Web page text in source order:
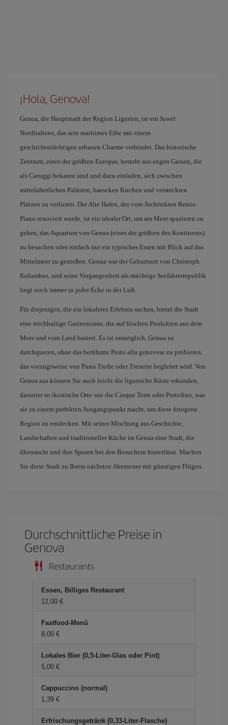
¡Hola, Genova!
Genua, die Hauptstadt der Region Ligurien, ist ein Juwel
Norditaliens, das sein maritimes Erbe mit einem
geschichtsträchtigen urbanen Charme verbindet. Das historische
Zentrum, eines der größten Europas, besteht aus engen Gassen, die
als Caruggi bekannt sind und dazu einladen, sich zwischen
mittelalterlichen Palästen, barocken Kirchen und versteckten
Plätzen zu verlieren. Der Alte Hafen, der vom Architekten Renzo
Piano renoviert wurde, ist ein idealer Ort, um am Meer spazieren zu
gehen, das Aquarium von Genua (eines der größten des Kontinents)
zu besuchen oder einfach nur ein typisches Essen mit Blick auf das
Mittelmeer zu genießen. Genua war der Geburtsort von Christoph
Kolumbus, und seine Vergangenheit als mächtige Seefahrerrepublik
liegt noch immer in jeder Ecke in der Luft.
Für diejenigen, die ein lokaleres Erlebnis suchen, bietet die Stadt
eine reichhaltige Gastronomie, die auf frischen Produkten aus dem
Meer und vom Land basiert. Es ist unmöglich, Genua zu
durchqueren, ohne das berühmte Pesto alla genovese zu probieren,
das vorzugsweise von Pasta Trofie oder Trenette begleitet wird. Von
Genua aus können Sie auch leicht die ligurische Küste erkunden,
darunter so ikonische Orte wie die Cinque Terre oder Portofino, was
sie zu einem perfekten Ausgangspunkt macht, um diese fotogene
Region zu entdecken. Mit seiner Mischung aus Geschichte,
Landschaften und traditioneller Küche ist Genua eine Stadt, die
überrascht und ihre Spuren bei den Besuchern hinterlässt. Machen
Sie diese Stadt zu Ihrem nächsten Abenteuer mit günstigen Flügen.
Durchschnittliche Preise in
Genova
Restaurants
Essen, Billiges Restaurant
12,00 €
Fastfood-Menü
8,00 €
Lokales Bier (0,5-Liter-Glas oder Pint)
5,00 €
Cappuccino (normal)
1,39 €
Erfrischungsgetränk (0,33-Liter-Flasche)